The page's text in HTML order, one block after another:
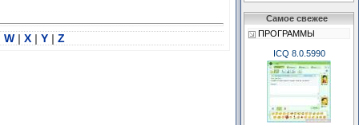
W | X | Y | Z
Самое свежее
ПРОГРАММЫ
ICQ 8.0.5990